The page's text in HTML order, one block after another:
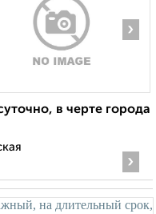
›
в черте города
›